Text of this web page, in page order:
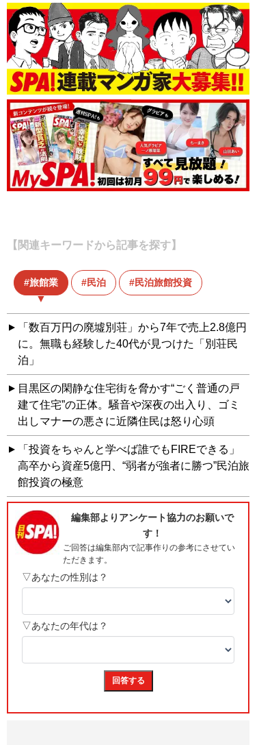
【関連キーワードから記事を探す】
旅館業 民泊 民泊旅館投資
「数百万円の廃墟別荘」から7年で売上2.8億円
に。無職も経験した40代が見つけた「別荘民
泊」
目黒区の閑静な住宅街を脅かす“ごく普通の戸
建て住宅”の正体。騒音や深夜の出入り、ゴミ
出しマナーの悪さに近隣住民は怒り心頭
「投資をちゃんと学べば誰でもFIREできる」
高卒から資産5億円、“弱者が強者に勝つ”民泊旅
館投資の極意